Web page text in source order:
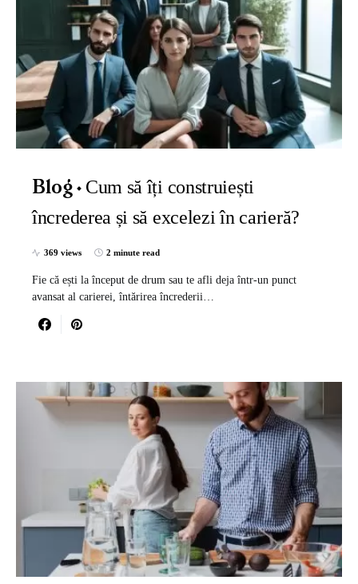
Blog
Cum să îți construiești
încrederea și să excelezi în carieră?
369 views 2 minute read
Fie că ești la început de drum sau te afli deja într-un punct
avansat al carierei, întărirea încrederii…